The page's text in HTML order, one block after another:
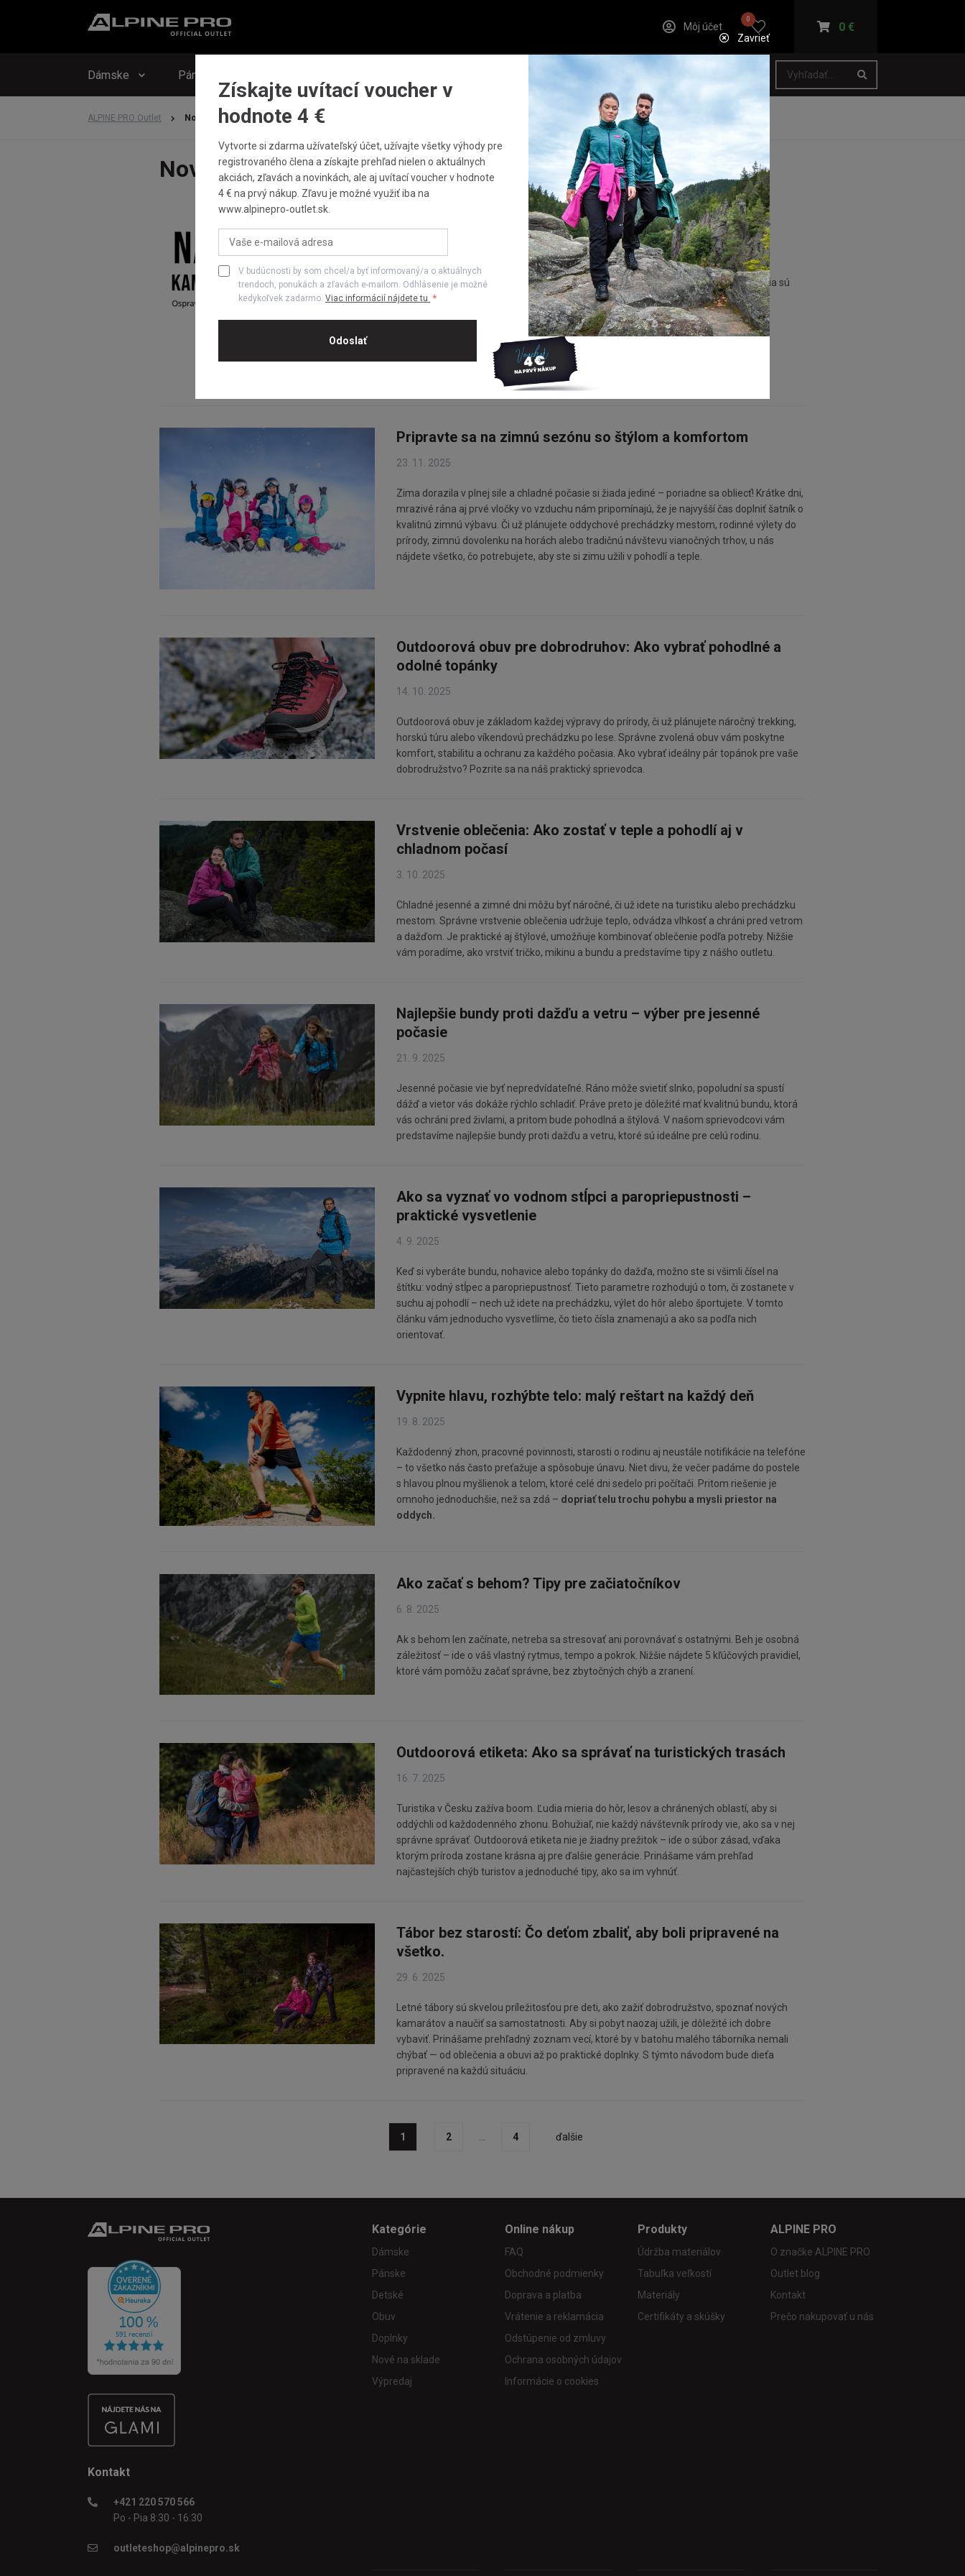
Zavrieť
Získajte uvítací voucher v
hodnote 4 €
Vytvorte si zdarma užívateľský účet, užívajte všetky výhody pre
registrovaného člena a získajte prehľad nielen o aktuálnych
akciách, zľavách a novinkách, ale aj uvítací voucher v hodnote
4 € na prvý nákup. Zľavu je možné využiť iba na
www.alpinepro‑outlet.sk.
V budúcnosti by som chcel/a byť informovaný/a o aktuálnych
trendoch, ponukách a zľavách e-mailom. Odhlásenie je možné
kedykoľvek zadarmo. Viac informácií nájdete tu
Môj účet
0
0 €
Dámske Pánske
ALPINE PRO Outlet Novinky z Outletu
Novinky z Outletu
Mimoriadna situácia: e-shop je dočasne mimo prevádzky
E-shop je po požiari v centrálnom sklade dočasne pozastavený. Všetci naši kolegovia sú
našťastie v poriadku a kamenné predajne fungujú bez obmedzenia.
Pripravte sa na zimnú sezónu so štýlom a komfortom
23. 11. 2025
Zima dorazila v plnej sile a chladné počasie si žiada jediné – poriadne sa obliecť! Krátke dni,
mrazivé rána aj prvé vločky vo vzduchu nám pripomínajú, že je najvyšší čas doplniť šatník o
kvalitnú zimnú výbavu. Či už plánujete oddychové prechádzky mestom, rodinné výlety do
prírody, zimnú dovolenku na horách alebo tradičnú návštevu vianočných trhov, u nás
nájdete všetko, čo potrebujete, aby ste si zimu užili v pohodlí a teple.
Outdoorová obuv pre dobrodruhov: Ako vybrať pohodlné a
odolné topánky
14. 10. 2025
Outdoorová obuv je základom každej výpravy do prírody, či už plánujete náročný trekking,
horskú túru alebo víkendovú prechádzku po lese. Správne zvolená obuv vám poskytne
komfort, stabilitu a ochranu za každého počasia. Ako vybrať ideálny pár topánok pre vaše
dobrodružstvo? Pozrite sa na náš praktický sprievodca.
Vrstvenie oblečenia: Ako zostať v teple a pohodlí aj v
chladnom počasí
3. 10. 2025
Chladné jesenné a zimné dni môžu byť náročné, či už idete na turistiku alebo prechádzku
mestom. Správne vrstvenie oblečenia udržuje teplo, odvádza vlhkosť a chráni pred vetrom
a dažďom. Je praktické aj štýlové, umožňuje kombinovať oblečenie podľa potreby. Nižšie
vám poradíme, ako vrstviť tričko, mikinu a bundu a predstavíme tipy z nášho outletu.
Najlepšie bundy proti dažďu a vetru – výber pre jesenné
počasie
21. 9. 2025
Jesenné počasie vie byť nepredvídateľné. Ráno môže svietiť slnko, popoludní sa spustí
dážď a vietor vás dokáže rýchlo schladiť. Práve preto je dôležité mať kvalitnú bundu, ktorá
vás ochráni pred živlami, a pritom bude pohodlná a štýlová. V našom sprievodcovi vám
predstavíme najlepšie bundy proti dažďu a vetru, ktoré sú ideálne pre celú rodinu.
Ako sa vyznať vo vodnom stĺpci a paropriepustnosti –
praktické vysvetlenie
4. 9. 2025
Keď si vyberáte bundu, nohavice alebo topánky do dažďa, možno ste si všimli čísel na
štítku: vodný stĺpec a paropriepustnosť. Tieto parametre rozhodujú o tom, či zostanete v
suchu aj pohodlí – nech už idete na prechádzku, výlet do hôr alebo športujete. V tomto
článku vám jednoducho vysvetlíme, čo tieto čísla znamenajú a ako sa podľa nich
orientovať.
Vypnite hlavu, rozhýbte telo: malý reštart na každý deň
19. 8. 2025
Každodenný zhon, pracovné povinnosti, starosti o rodinu aj neustále notifikácie na telefóne
– to všetko nás často preťažuje a spôsobuje únavu. Niet divu, že večer padáme do postele
s hlavou plnou myšlienok a telom, ktoré celé dni sedelo pri počítači. Pritom riešenie je
omnoho jednoduchšie, než sa zdá – dopriať telu trochu pohybu a mysli priestor na
oddych.
Ako začať s behom? Tipy pre začiatočníkov
6. 8. 2025
Ak s behom len začínate, netreba sa stresovať ani porovnávať s ostatnými. Beh je osobná
záležitosť – ide o váš vlastný rytmus, tempo a pokrok. Nižšie nájdete 5 kľúčových pravidiel,
ktoré vám pomôžu začať správne, bez zbytočných chýb a zranení.
Outdoorová etiketa: Ako sa správať na turistických trasách
16. 7. 2025
Turistika v Česku zažíva boom. Ľudia mieria do hôr, lesov a chránených oblastí, aby si
oddýchli od každodenného zhonu. Bohužiaľ, nie každý návštevník prírody vie, ako sa v nej
správne správať. Outdoorová etiketa nie je žiadny prežitok – ide o súbor zásad, vďaka
ktorým príroda zostane krásna aj pre ďalšie generácie. Prinášame vám prehľad
najčastejších chýb turistov a jednoduché tipy, ako sa im vyhnúť.
Tábor bez starostí: Čo deťom zbaliť, aby boli pripravené na
všetko.
29. 6. 2025
Letné tábory sú skvelou príležitosťou pre deti, ako zažiť dobrodružstvo, spoznať nových
kamarátov a naučiť sa samostatnosti. Aby si pobyt naozaj užili, je dôležité ich dobre
vybaviť. Prinášame prehľadný zoznam vecí, ktoré by v batohu malého táborníka nemali
chýbať — od oblečenia a obuvi až po praktické doplnky. S týmto návodom bude dieťa
pripravené na každú situáciu.
1 2 ... 4 ďalšie
Kontakt
+421 220 570 566
Po - Pia 8:30 - 16:30
outleteshop@alpinepro.sk
Kategórie
Dámske
Pánske
Detské
Obuv
Doplnky
Nové na sklade
Výpredaj
Online nákup
FAQ
Obchodné podmienky
Doprava a platba
Vrátenie a reklamácia
Odstúpenie od zmluvy
Ochrana osobných údajov
Informácie o cookies
Produkty
Údržba materiálov
Tabuľka veľkostí
Materiály
Certifikáty a skúšky
ALPINE PRO
O značke ALPINE PRO
Outlet blog
Kontakt
Prečo nakupovať u nás